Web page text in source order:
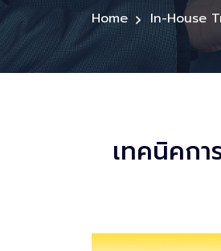
Home In-House
เทคนิคกา